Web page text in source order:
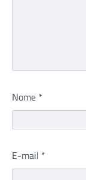
Nome *
E-mail *